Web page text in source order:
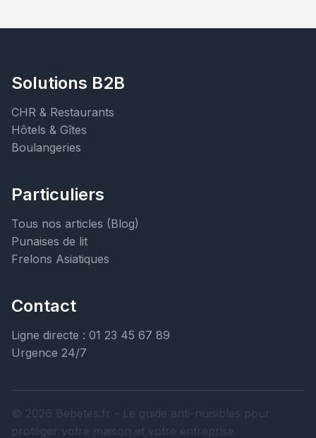
Solutions B2B
CHR & Restaurants
Hôtels & Gîtes
Boulangeries
Particuliers
Tous nos articles (Blog)
Punaises de lit
Frelons Asiatiques
Contact
Ligne directe : 01 23 45 67 89
Urgence 24/7
© 2026 Bebetes.fr - Le guide anti-nuisibles pour
protéger votre maison et votre entreprise.